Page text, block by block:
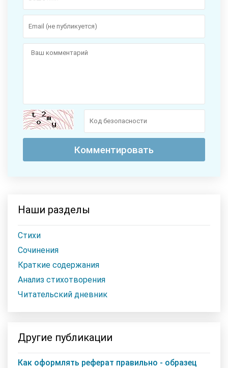
Наши разделы
Стихи
Сочинения
Краткие содержания
Анализ стихотворения
Читательский дневник
Другие публикации
Как оформлять реферат правильно - образец